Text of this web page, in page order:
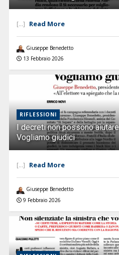
[...] Read More
Giuseppe Benedetto
13 Febbraio 2026
RIFLESSIONI
I decreti non possono
Vogliamo giudici
[...] Read More
Giuseppe Benedetto
9 Febbraio 2026